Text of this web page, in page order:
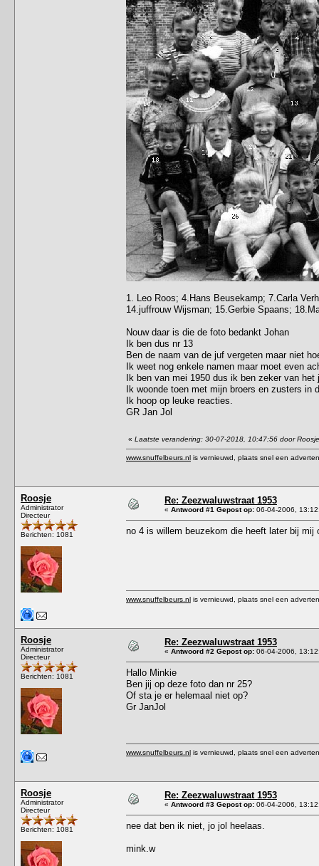
1. Leo Roos; 4.Hans Beusekamp; 7.Carla
14.juffrouw Wijsman; 15.Gerbie Spaans;
Nouw daar is die de foto bedankt Johan
Ik ben dus nr 13
Ben de naam van de juf vergeten maar niet
Ik weet nog enkele namen maar moet even
Ik ben van mei 1950 dus ik ben zeker van het
Ik woonde toen met mijn broers en zusters in
Ik hoop op leuke reacties.
GR Jan Jol
« Laatste verandering: 30-07-2018, 10:47:56 door Roosje
www.snuffelbeurs.nl is vernieuwd, plaats snel een
Roosje
Administrator
Directeur
Berichten: 1081
Re: Zeezwaluwstraat 1953
« Antwoord #1 Gepost op: 06-04-2006,
no 4 is willem beuzekom die heeft later bij
www.snuffelbeurs.nl is vernieuwd, plaats snel een
Roosje
Administrator
Directeur
Berichten: 1081
Re: Zeezwaluwstraat 1953
« Antwoord #2 Gepost op: 06-04-2006,
Hallo Minkie
Ben jij op deze foto dan nr 25?
Of sta je er helemaal niet op?
Gr JanJol
www.snuffelbeurs.nl is vernieuwd, plaats snel een
Roosje
Administrator
Directeur
Berichten: 1081
Re: Zeezwaluwstraat 1953
« Antwoord #3 Gepost op: 06-04-2006,
nee dat ben ik niet, jo jol heelaas.
mink.w